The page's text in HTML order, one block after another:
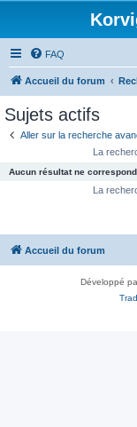
FAQ
Accueil du forum
Sujets actifs
Aller sur la recherche
La
Aucun résultat ne
La
Accueil du forum
Développé